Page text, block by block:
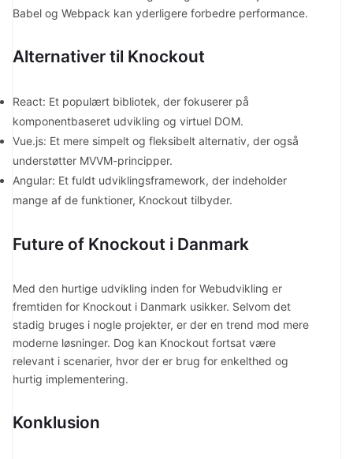
Babel og Webpack kan yderligere forbedre performance.
Alternativer til Knockout
React: Et populært bibliotek, der fokuserer på
komponentbaseret udvikling og virtuel DOM.
Vue.js: Et mere simpelt og fleksibelt alternativ, der også
understøtter MVVM-principper.
Angular: Et fuldt udviklingsframework, der indeholder
mange af de funktioner, Knockout tilbyder.
Future of Knockout i Danmark
Med den hurtige udvikling inden for Webudvikling er
fremtiden for Knockout i Danmark usikker. Selvom det
stadig bruges i nogle projekter, er der en trend mod mere
moderne løsninger. Dog kan Knockout fortsat være
relevant i scenarier, hvor der er brug for enkelthed og
hurtig implementering.
Konklusion